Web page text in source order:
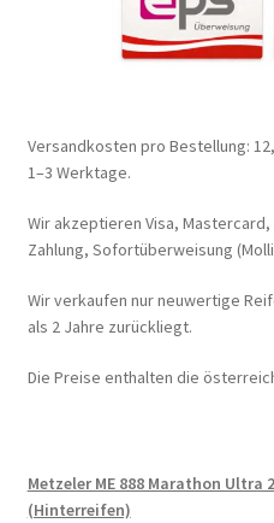
Versandkosten pro Bestellung:
1–3 Werktage.
Wir akzeptieren Visa, Mastercard,
Zahlung, Sofortüberweisung
Wir verkaufen nur neuwertige
als 2 Jahre zurückliegt.
Die Preise enthalten die
Metzeler ME 888 Marathon Ultra
(Hinterreifen)